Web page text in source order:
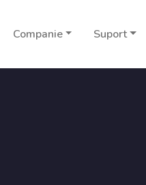
Companie Suport